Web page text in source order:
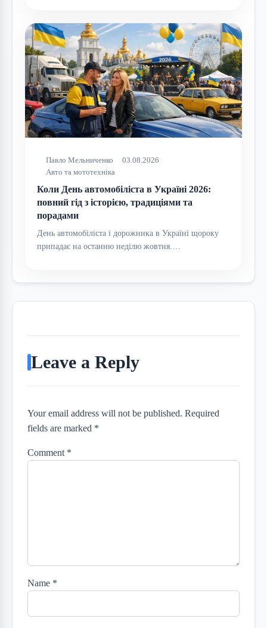
Павло Мельниченко
03.08.2026
Авто та мототехніка
Коли День автомобіліста в Україні 2026:
повний гід з історією, традиціями та
порадами
День автомобіліста і дорожника в Україні щороку
припадає на останню неділю жовтня.…
Leave a Reply
Your email address will not be published. Required
fields are marked *
Comment *
Name *